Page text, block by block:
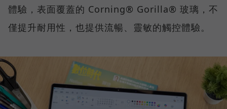
體驗，表面覆蓋的 Corning® Gorilla® 玻璃，不
僅提升耐用性，也提供流暢、靈敏的觸控體驗。